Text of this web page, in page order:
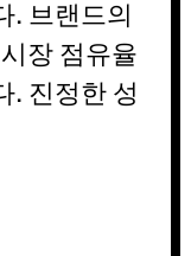
. 브랜드의
장 점유율
. 진정한 성